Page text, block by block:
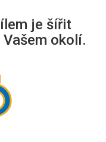
je šířit
okolí.